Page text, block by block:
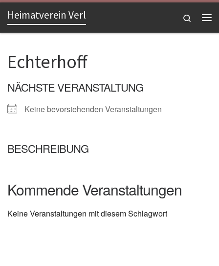
Zum Inhalt springen
Heimatverein Verl
Search
Echterhoff
NÄCHSTE VERANSTALTUNG
Keine bevorstehenden Veranstaltungen
BESCHREIBUNG
Kommende Veranstaltungen
Keine Veranstaltungen mit diesem Schlagwort